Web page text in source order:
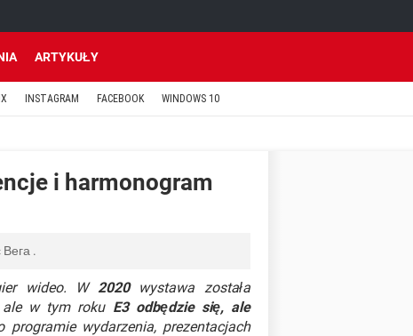
ARTYKUŁY
INSTAGRAM FACEBOOK WINDOWS 10
i harmonogram
.
wideo. W 2020wystawa została
ale w tym roku E3 odbędzie się, ale
wydarzenia, prezentacjach